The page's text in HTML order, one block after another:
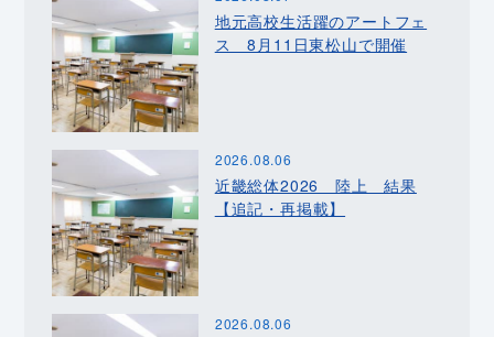
地元高校生活躍のアートフェ
ス 8月11日東松山で開催
2026.08.06
近畿総体2026 陸上 結果
【追記・再掲載】
2026.08.06